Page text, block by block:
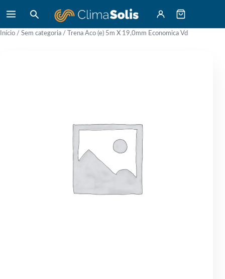
Início / Sem categoria / Trena Aco (e) 5m X 19,0mm Economica Vd